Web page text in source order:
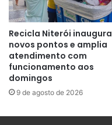
Recicla Niterói inaugura
novos pontos e amplia
atendimento com
funcionamento aos
domingos
9 de agosto de 2026